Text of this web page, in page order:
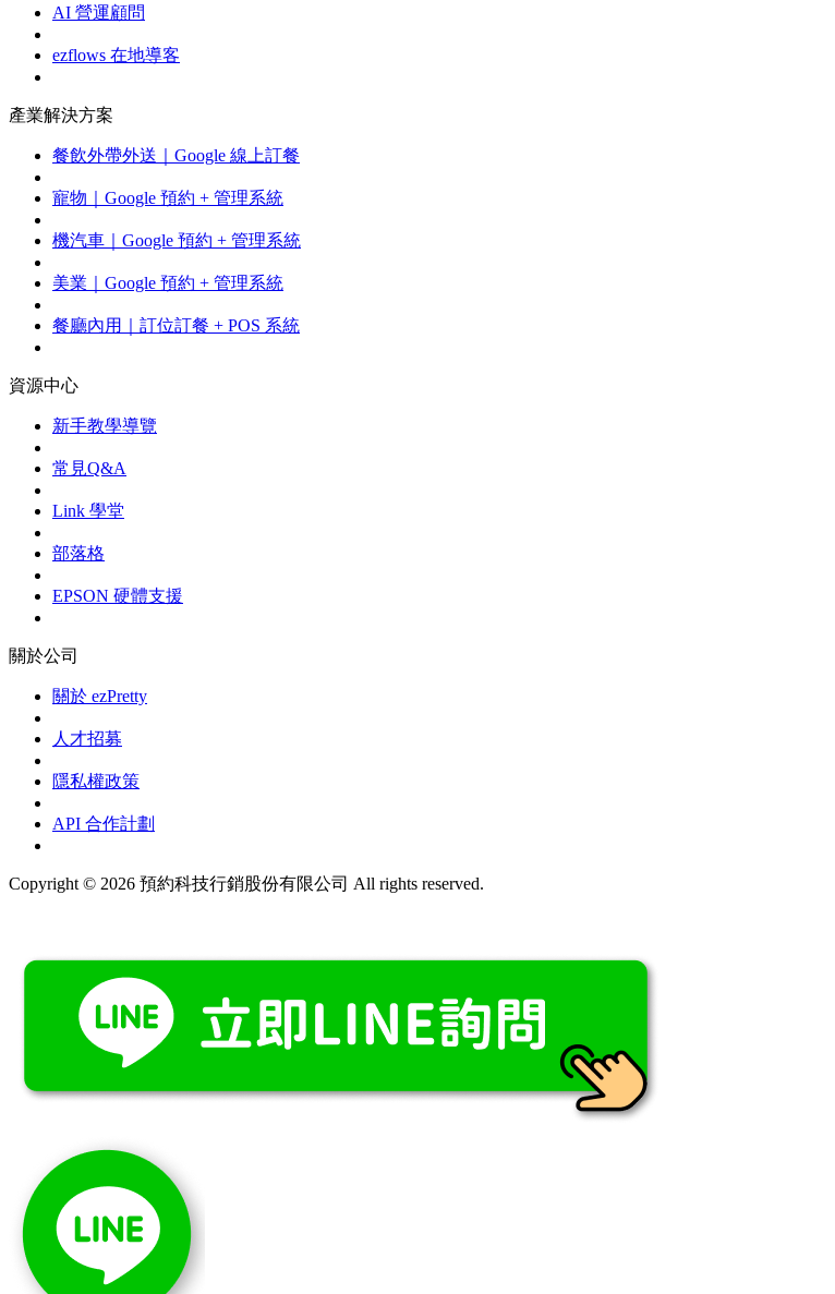
AI 營運顧問
ezflows 在地導客
產業解決方案
餐飲外帶外送｜Google 線上訂餐
寵物｜Google 預約 + 管理系統
機汽車｜Google 預約 + 管理系統
美業｜Google 預約 + 管理系統
餐廳內用｜訂位訂餐 + POS 系統
資源中心
新手教學導覽
常見Q&A
Link 學堂
部落格
EPSON 硬體支援
關於公司
關於 ezPretty
人才招募
隱私權政策
API 合作計劃
Copyright © 2026 預約科技行銷股份有限公司 All rights reserved.